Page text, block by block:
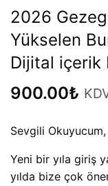
2026
Yükselen
Dijital içerik
900.00₺
Sevgili Okuyucum,
Yeni bir yıla giriş
yılda bize çok